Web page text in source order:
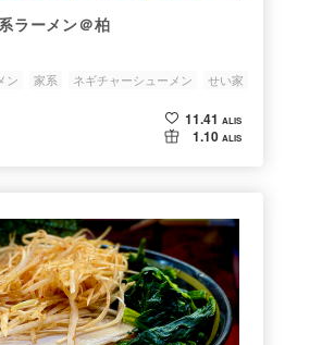
ラーメン＠柏
ン 家系 ネギチャーシューメン せい家
11.41 ALIS
1.10 ALIS